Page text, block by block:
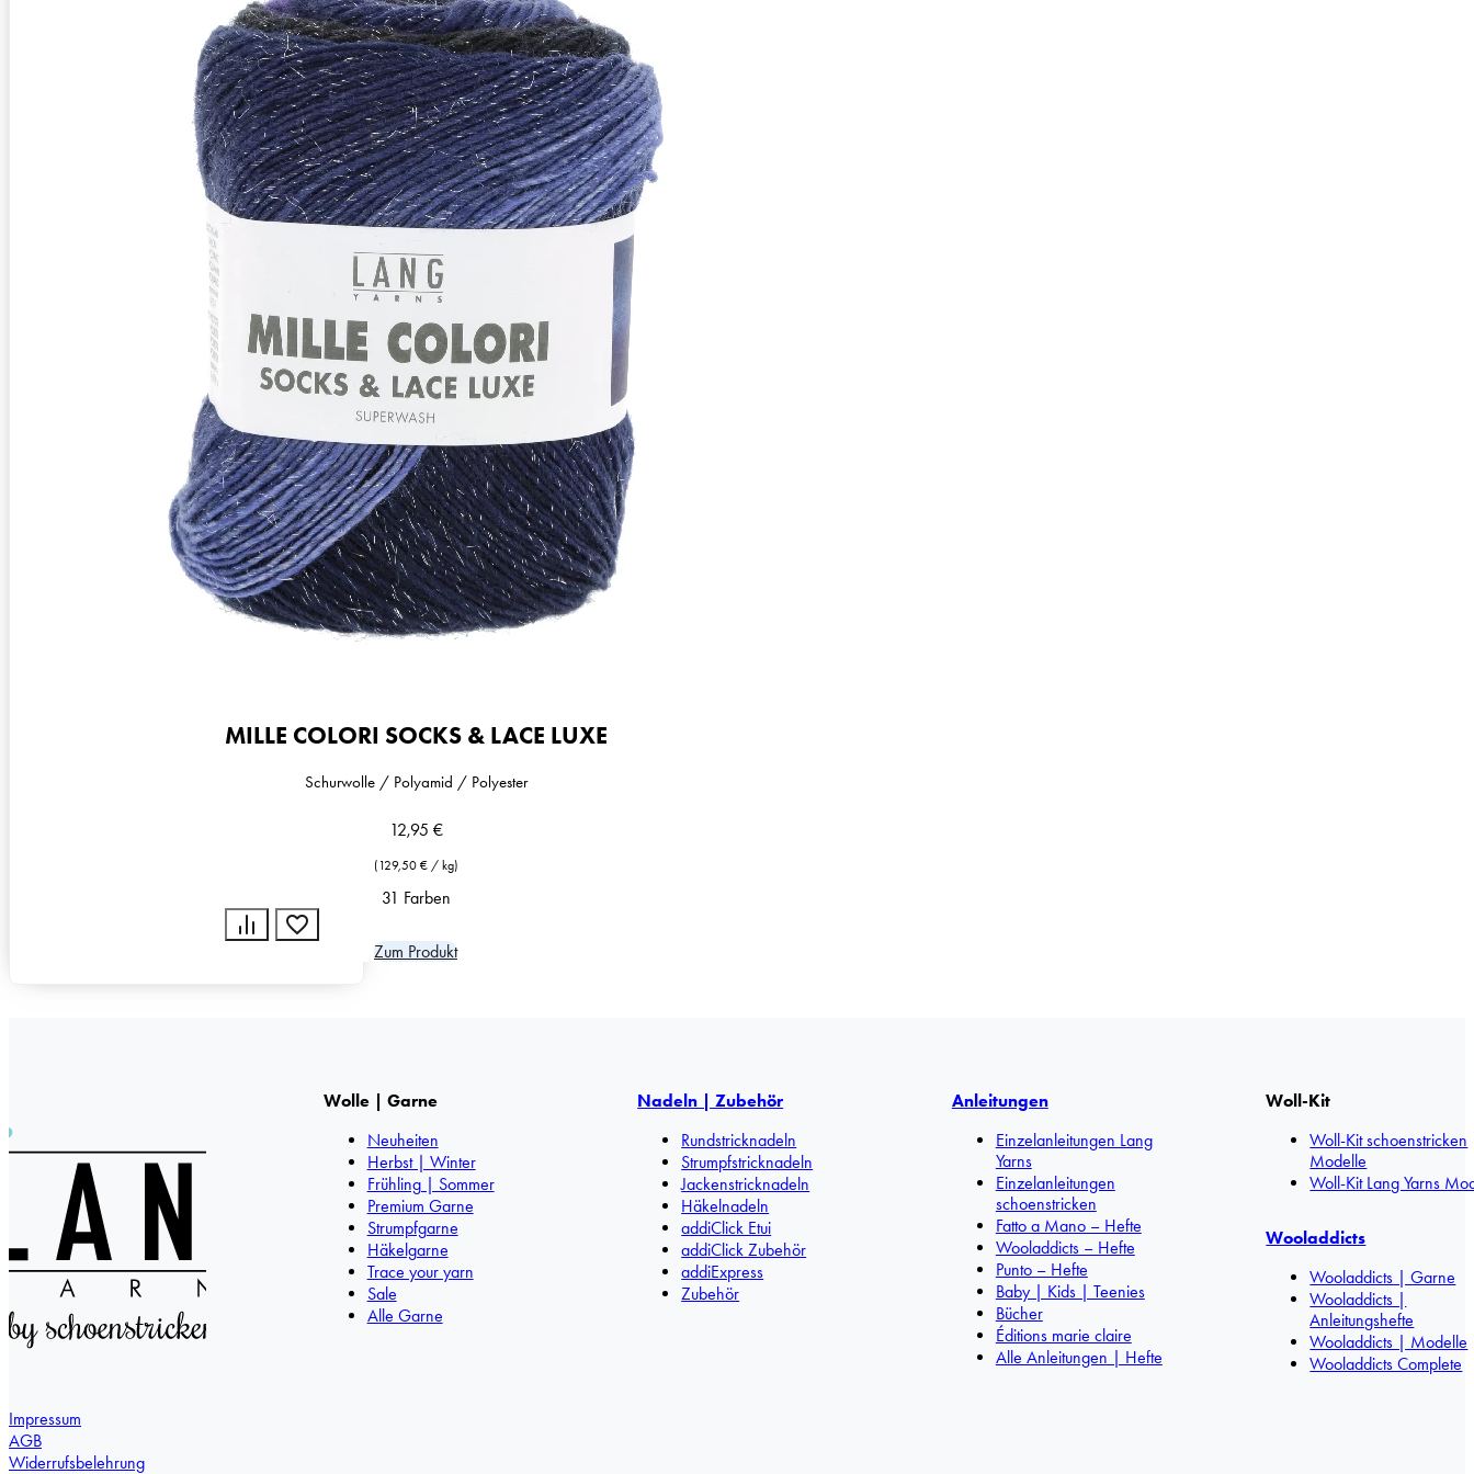
Zusammensetzung
25% Polyamid, Superwash, 2% Polyester, 73% Schurwolle
Lauflänge
~400m / 100g
Nadelstärke
Ø 2,5-3,5 mm
Garnstärke
Sock / Baby
Maschenprobe
28 M x 40 R
MILLE COLORI SOCKS & LACE LUXE
Schurwolle / Polyamid / Polyester
12,95 €
( 129,50 €/ kg)
31 Farben
Zum Produkt
Wolle | Garne
Neuheiten
Herbst | Winter
Frühling | Sommer
Premium Garne
Strumpfgarne
Häkelgarne
Trace your yarn
Sale
Alle Garne
Nadeln | Zubehör
Rundstricknadeln
Strumpfstricknadeln
Jackenstricknadeln
Häkelnadeln
addiClick Etui
addiClick Zubehör
addiExpress
Zubehör
Anleitungen
Einzelanleitungen Lang
Yarns
Einzelanleitungen
schoenstricken
Fatto a Mano – Hefte
Wooladdicts – Hefte
Punto – Hefte
Baby | Kids | Teenies
Bücher
Éditions marie claire
Alle Anleitungen | Hefte
Woll-Kit
Woll-Kit schoenstricken
Modelle
Woll-Kit Lang Yarns
Wooladdicts
Wooladdicts | Garne
Wooladdicts |
Anleitungshefte
Wooladdicts | Modelle
Wooladdicts Complete
Impressum
AGB
Widerrufsbelehrung